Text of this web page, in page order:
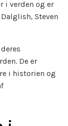
i verden og er
Steven
De er
i historien og